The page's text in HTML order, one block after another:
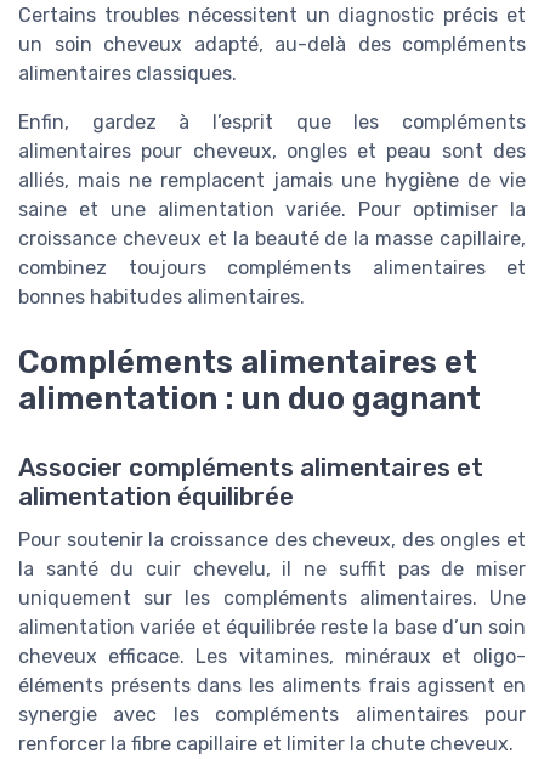
Certains troubles nécessitent un diagnostic précis et
un soin cheveux adapté, au-delà des compléments
alimentaires classiques.
Enfin, gardez à l’esprit que les compléments
alimentaires pour cheveux, ongles et peau sont des
alliés, mais ne remplacent jamais une hygiène de vie
saine et une alimentation variée. Pour optimiser la
croissance cheveux et la beauté de la masse capillaire,
combinez toujours compléments alimentaires et
bonnes habitudes alimentaires.
Compléments alimentaires et
alimentation : un duo gagnant
Associer compléments alimentaires et
alimentation équilibrée
Pour soutenir la croissance des cheveux, des ongles et
la santé du cuir chevelu, il ne suffit pas de miser
uniquement sur les compléments alimentaires. Une
alimentation variée et équilibrée reste la base d’un soin
cheveux efficace. Les vitamines, minéraux et oligo-
éléments présents dans les aliments frais agissent en
synergie avec les compléments alimentaires pour
renforcer la fibre capillaire et limiter la chute cheveux.